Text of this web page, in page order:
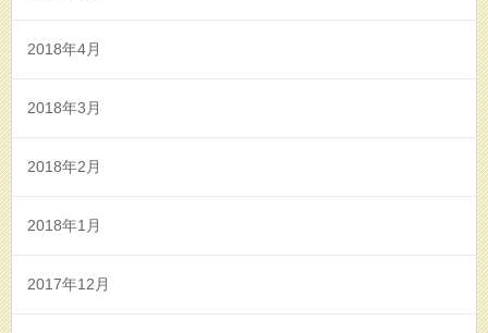
2018年4月
2018年3月
2018年2月
2018年1月
2017年12月